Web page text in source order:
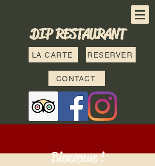
DIP RESTAURANT
LA CARTE RESERVER
CONTACT
Bienvenue !